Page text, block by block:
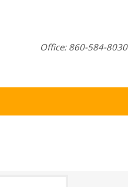
Office: 860-584-8030